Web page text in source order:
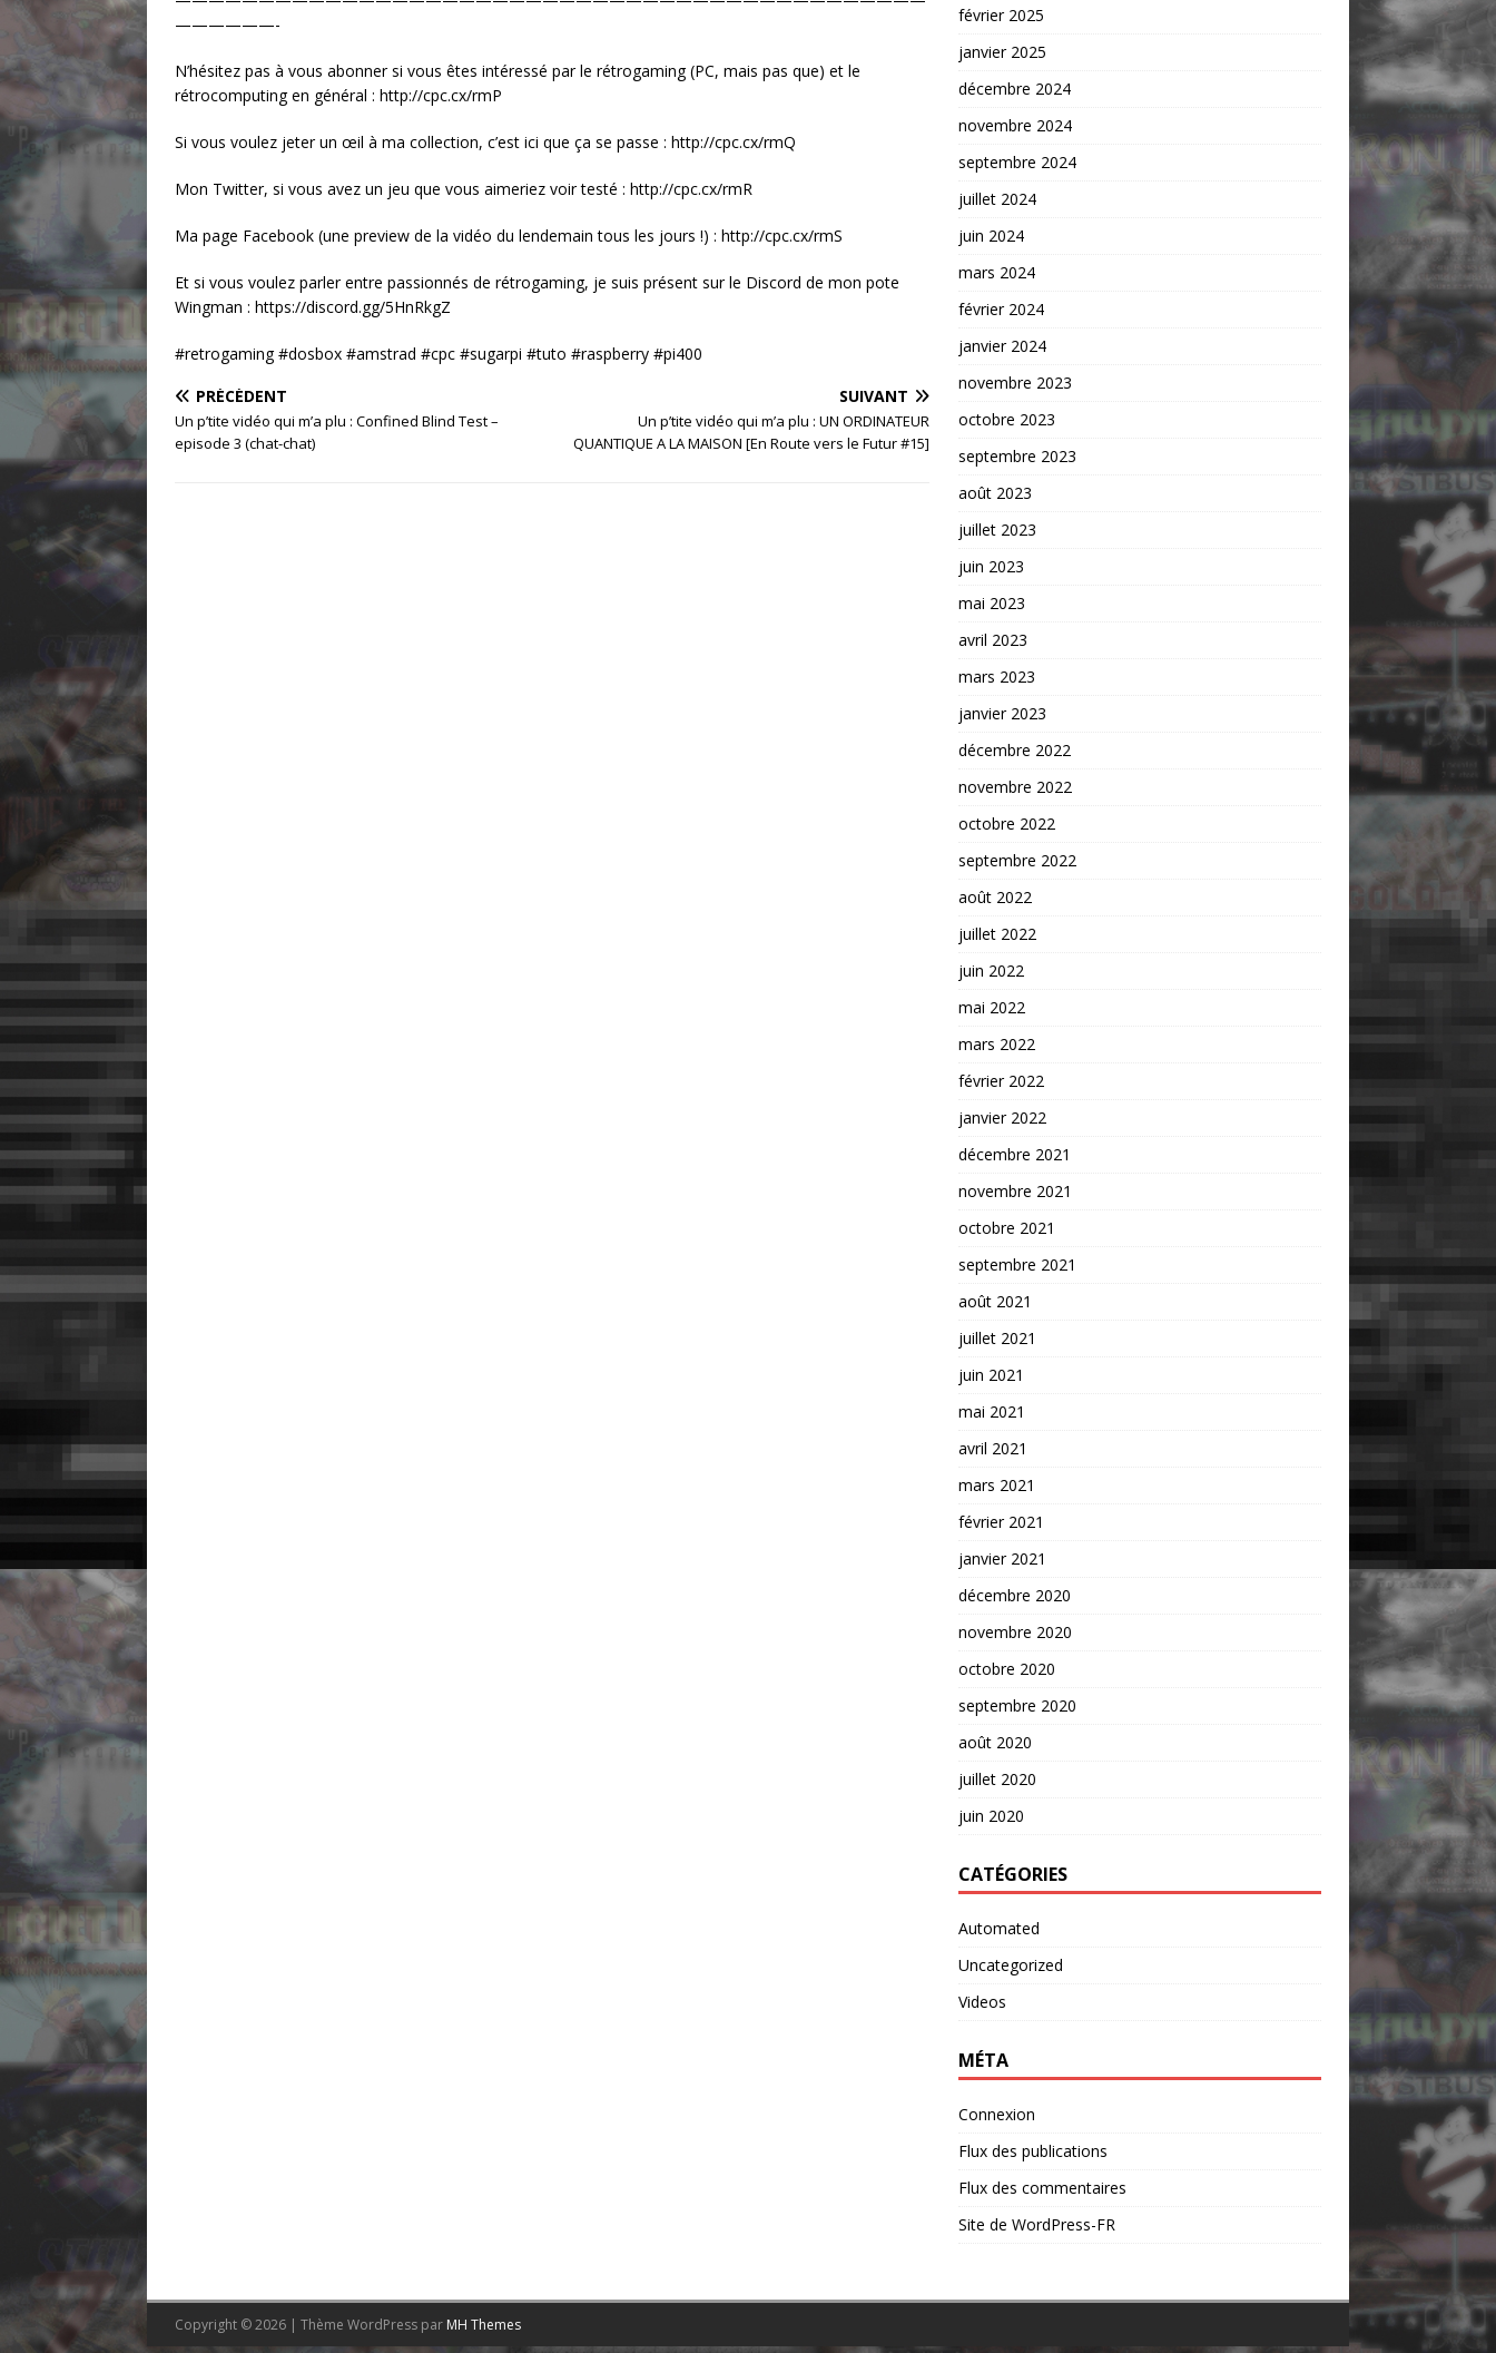
——————-
N’hésitez pas à vous abonner si vous êtes intéressé par le rétrogaming (PC, mais pas que) et le
rétrocomputing en général : http://cpc.cx/rmP
Si vous voulez jeter un œil à ma collection, c’est ici que ça se passe : http://cpc.cx/rmQ
Mon Twitter, si vous avez un jeu que vous aimeriez voir testé : http://cpc.cx/rmR
Ma page Facebook (une preview de la vidéo du lendemain tous les jours !) : http://cpc.cx/rmS
Et si vous voulez parler entre passionnés de rétrogaming, je suis présent sur le Discord de mon pote
Wingman : https://discord.gg/5HnRkgZ
#retrogaming #dosbox #amstrad #cpc #sugarpi #tuto #raspberry #pi400
PRÉCÉDENT
Un p’tite vidéo qui m’a plu : Confined Blind Test –
episode 3 (chat-chat)
SUIVANT
Un p’tite vidéo qui m’a plu : UN ORDINATEUR
QUANTIQUE A LA MAISON [En Route vers le Futur #15]
février 2025
janvier 2025
décembre 2024
novembre 2024
septembre 2024
juillet 2024
juin 2024
mars 2024
février 2024
janvier 2024
novembre 2023
octobre 2023
septembre 2023
août 2023
juillet 2023
juin 2023
mai 2023
avril 2023
mars 2023
janvier 2023
décembre 2022
novembre 2022
octobre 2022
septembre 2022
août 2022
juillet 2022
juin 2022
mai 2022
mars 2022
février 2022
janvier 2022
décembre 2021
novembre 2021
octobre 2021
septembre 2021
août 2021
juillet 2021
juin 2021
mai 2021
avril 2021
mars 2021
février 2021
janvier 2021
décembre 2020
novembre 2020
octobre 2020
septembre 2020
août 2020
juillet 2020
juin 2020
CATÉGORIES
Automated
Uncategorized
Videos
MÉTA
Connexion
Flux des publications
Flux des commentaires
Site de WordPress-FR
Copyright © 2026 | Thème WordPress par MH Themes